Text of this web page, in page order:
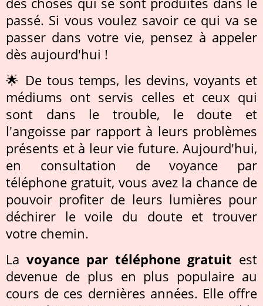
passé. Si vous voulez savoir ce qui va se
passer dans votre vie, pensez à appeler
dès aujourd'hui !
🌟 De tous temps, les devins, voyants et
médiums ont servis celles et ceux qui
sont dans le trouble, le doute et
l'angoisse par rapport à leurs problèmes
présents et à leur vie future. Aujourd'hui,
en consultation de voyance par
téléphone gratuit, vous avez la chance de
pouvoir profiter de leurs lumières pour
déchirer le voile du doute et trouver
votre chemin.
La voyance par téléphone gratuit est
devenue de plus en plus populaire au
cours de ces dernières années. Elle offre